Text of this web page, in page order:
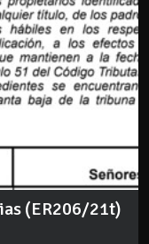
(ER206/21t)